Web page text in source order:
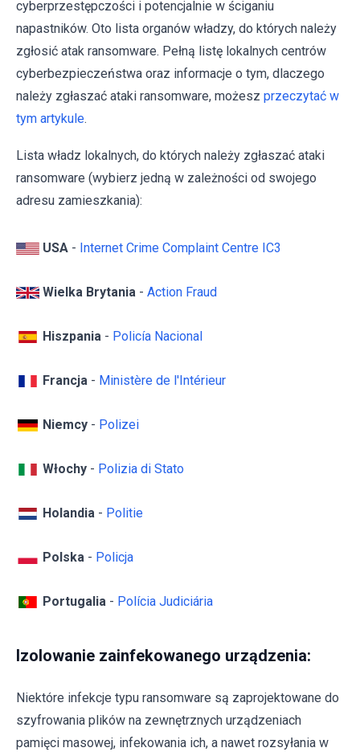
cyberprzestępczości i potencjalnie w ściganiu
napastników. Oto lista organów władzy, do których należy
zgłosić atak ransomware. Pełną listę lokalnych centrów
cyberbezpieczeństwa oraz informacje o tym, dlaczego
należy zgłaszać ataki ransomware, możesz przeczytać w
tym artykule.
Lista władz lokalnych, do których należy zgłaszać ataki
ransomware (wybierz jedną w zależności od swojego
adresu zamieszkania):
USA - Internet Crime Complaint Centre IC3
Wielka Brytania - Action Fraud
Hiszpania - Policía Nacional
Francja - Ministère de l'Intérieur
Niemcy - Polizei
Włochy - Polizia di Stato
Holandia - Politie
Polska - Policja
Portugalia - Polícia Judiciária
Izolowanie zainfekowanego urządzenia:
Niektóre infekcje typu ransomware są zaprojektowane do
szyfrowania plików na zewnętrznych urządzeniach
pamięci masowej, infekowania ich, a nawet rozsyłania w